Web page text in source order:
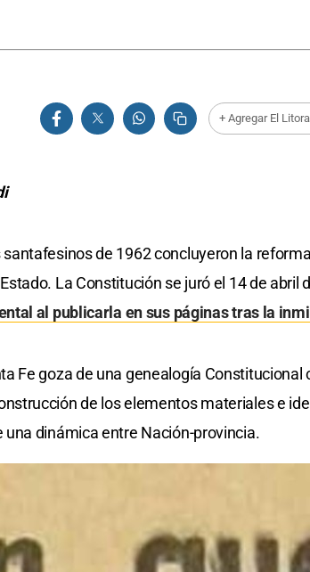
+ Agregar El
de 1962 concluyeron la
La Constitución se juró el 14 de abril
al publicarla en sus páginas tras la
Fe goza de una genealogía Constitucional
de los elementos materiales e
una dinámica entre Nación-provincia.